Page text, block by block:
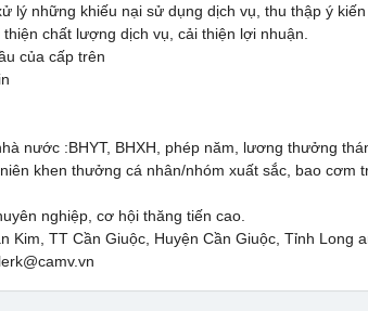
lý những khiếu nại sử dụng dịch vụ, thu thập ý
chất lượng dịch vụ, cải thiện lợi nhuận.
của cấp trên
nước :BHYT, BHXH, phép năm, lương thưởng
khen thưởng cá nhân/nhóm xuất sắc, bao cơm
nghiệp, cơ hội thăng tiến cao.
Kim, TT Cần Giuộc, Huyện Cần Giuộc, Tỉnh Long